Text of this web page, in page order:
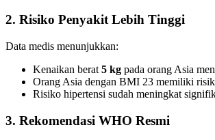
2. Risiko Penyakit Lebih Tinggi
Data medis menunjukkan:
Kenaikan berat 5 kg pada orang Asia
Orang Asia dengan BMI 23 memiliki
Risiko hipertensi sudah meningkat
3. Rekomendasi WHO Resmi